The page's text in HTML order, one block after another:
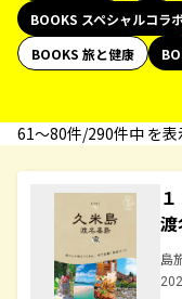
BOOKS スペシャルコラ
BOOKS 旅と健康
61〜80件/290件中 を表
島